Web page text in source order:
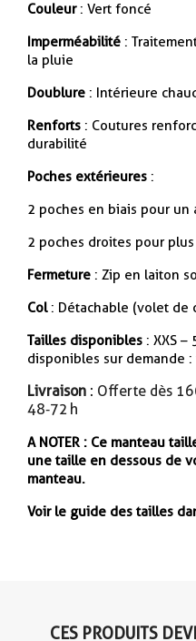
Couleur: Vert foncé
Imperméabilité :
la pluie
Doublure : Intérieure
Renforts : Coutures
durabilité
Poches extérieures :
2 poches en biais pour un
2 poches droites pour
Fermeture : Zip en laiton
Col: Détachable (volet de
Tailles disponibles : XXS –
disponibles sur demande
Livraison : Offerte dès
48‑72 h
A NOTER : Ce manteau
une taille en dessous de
manteau.
Voir le guide des tailles
CES PRODUITS